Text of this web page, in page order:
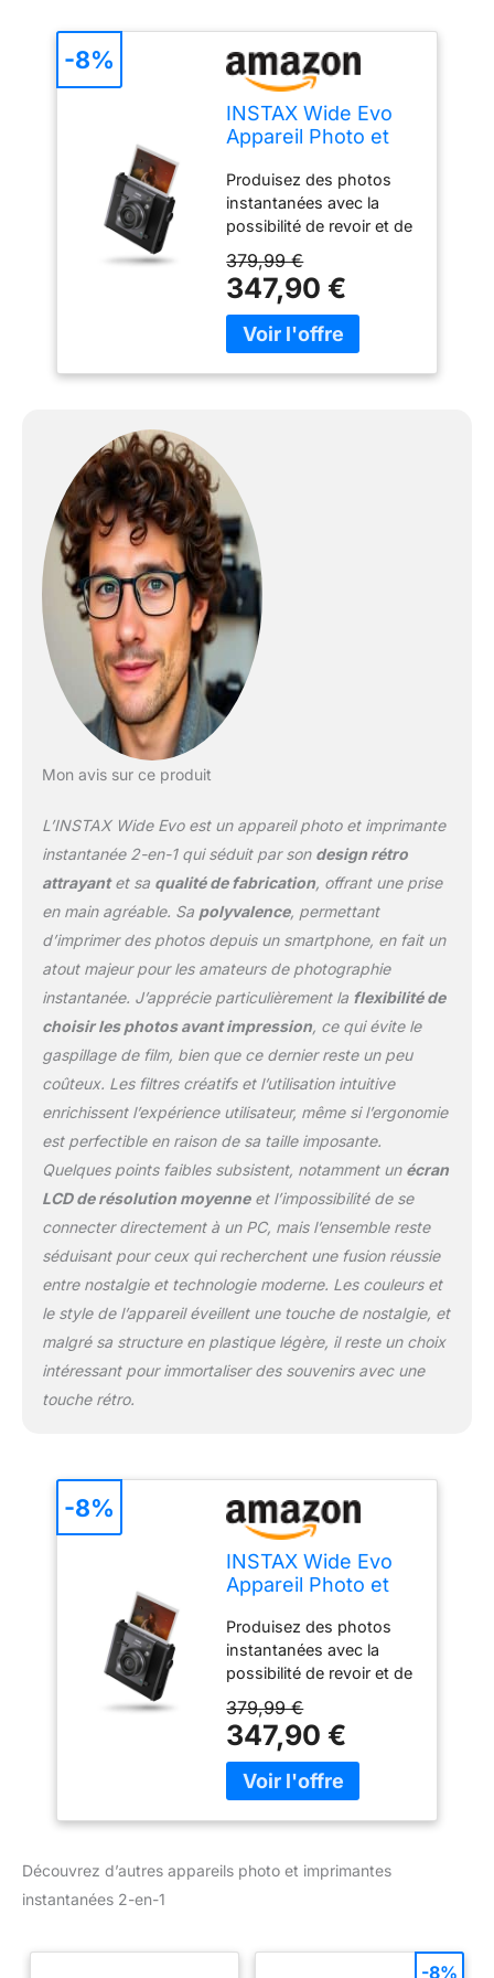
INSTAX Wide Evo
Appareil Photo et
instantanée 2-en-1
Produisez des photos
instantanées avec la
possibilité de revoir et de
l'impression, 10 x
objectifs et 10 x effets de
pellicule Caractéristiques
: modeangle, mode
micro SD et
synchronisation avec le
smartphone pour la prise
de vue à distance
Imprimez à partir de
votre smartphone via
Bluetooth, enregistrez
des photos instax dans
vos favoris et publiez-les
facilement sur nos
canaux sociaux Utilise le
contrôle créatif avec 5
styles de film en plus du
standard, du
Cimnematic, de
l'horodatage ou des
perforations, chaque
option de style offre un
effetde type analogique
l'appareil photo, le
protège-objectif, le câble
de charge USB-C, le
guide d'utilisation et la
379,99 €
347,90 €
-8%
Mon avis sur ce produit
L’INSTAX Wide Evo est un appareil photo et imprimante
instantanée 2-en-1 qui séduit par son design rétro
attrayantet sa qualité de fabrication, offrant une prise
en main agréable. Sa polyvalence, permettant
d’imprimer des photos depuis un smartphone, en fait un
atout majeur pour les amateurs de photographie
instantanée. J’apprécie particulièrement la flexibilité de
choisir les photos avant impression, ce qui évite le
gaspillage de film, bien que ce dernier reste un peu
coûteux. Les filtres créatifs et l’utilisation intuitive
enrichissent l’expérience utilisateur, même si l’ergonomie
est perfectible en raison de sa taille imposante.
Quelques points faibles subsistent, notamment un écran
LCD de résolution moyenneet l’impossibilité de se
connecter directement à un PC, mais l’ensemble reste
séduisant pour ceux qui recherchent une fusion réussie
entre nostalgie et technologie moderne. Les couleurs et
le style de l’appareil éveillent une touche de nostalgie, et
malgré sa structure en plastique légère, il reste un choix
intéressant pour immortaliser des souvenirs avec une
touche rétro.
INSTAX Wide Evo
Appareil Photo et
instantanée 2-en-1
Produisez des photos
instantanées avec la
possibilité de revoir et de
l'impression, 10 x
objectifs et 10 x effets de
pellicule Caractéristiques
: modeangle, mode
objectif selfie intégré,
synchronisation avec le
379,99 €
347,90 €
-8%
Découvrez d’autres appareils photo et imprimantes
instantanées 2-en-1
-8%